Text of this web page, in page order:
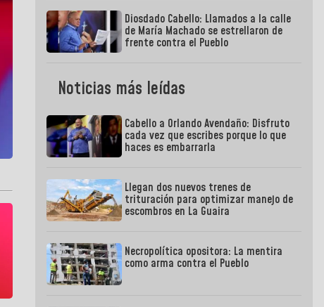
Diosdado Cabello: Llamados a la calle
de María Machado se estrellaron de
frente contra el Pueblo
Noticias más leídas
Cabello a Orlando Avendaño: Disfruto
cada vez que escribes porque lo que
haces es embarrarla
Llegan dos nuevos trenes de
trituración para optimizar manejo de
escombros en La Guaira
Necropolítica opositora: La mentira
como arma contra el Pueblo